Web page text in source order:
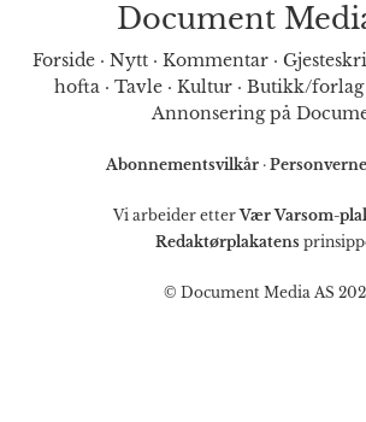
Document
Forside · Nytt · Kommentar ·
hofta· Tavle· Kultur· Butikk/forlag
Annonsering på
Abonnementsvilkår ·
Vi arbeider etterVær Varsom-
Redaktørplakatens
© Document Media AS